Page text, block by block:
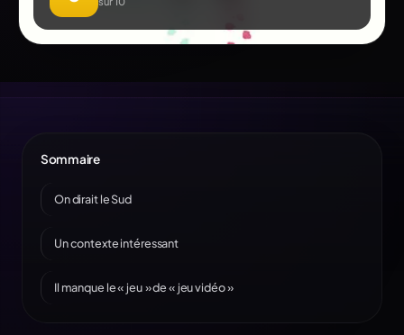
Sommaire
On dirait le Sud
Un contexte intéressant
Il manque le « jeu » de « jeu vidéo »